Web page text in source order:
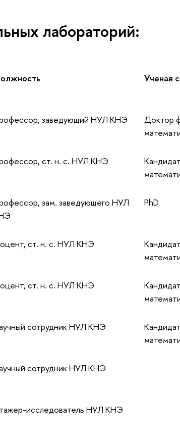
лабораторий:
Ученая
заведующий НУЛ КНЭ
Доктор
ст. н. с. НУЛ КНЭ
зам. заведующего НУЛ
PhD
ст. н. с. НУЛ КНЭ
ст. н. с. НУЛ КНЭ
сотрудник НУЛ КНЭ
сотрудник НУЛ КНЭ
исследователь НУЛ КНЭ